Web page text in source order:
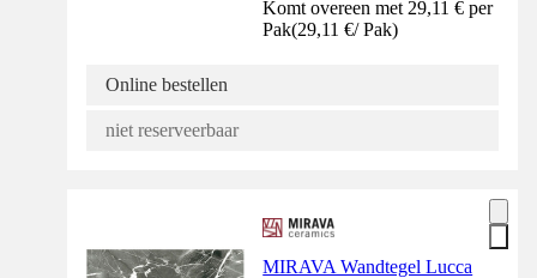
Komt overeen met 29,11 € per
Pak(29,11 €/ Pak)
Online bestellen
niet reserveerbaar
MIRAVA Wandtegel Lucca